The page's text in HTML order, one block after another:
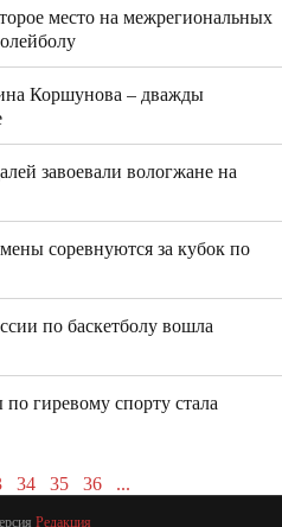
место на межрегиональных
Коршунова – дважды
завоевали вологжане на
соревнуются за кубок по
по баскетболу вошла
гиревому спорту стала
34 35 36 ...
Редакция